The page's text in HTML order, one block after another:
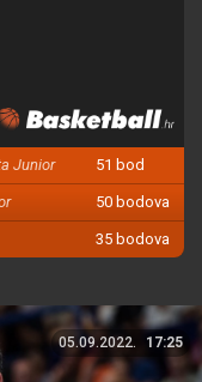
Junior 51 bod
50 bodova
35 bodova
05.09.2022. 17:25